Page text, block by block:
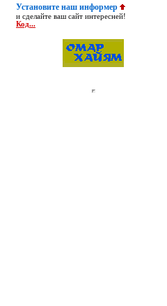
Установите наш информер
и сделайте ваш сайт интересней!
Код...